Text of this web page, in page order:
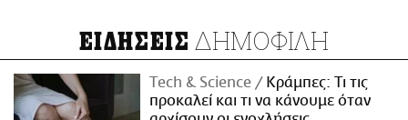
ΕΙΔΗΣΕΙΣ ΔΗΜΟΦΙΛΗ
Τech & Science
Κράμπες: Τι τις
προκαλεί και τι να κάνουμε όταν